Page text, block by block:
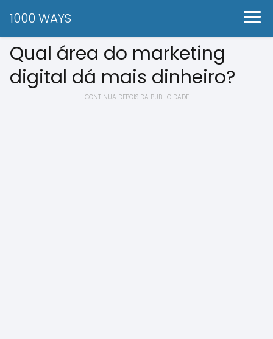
1000 WAYS
Qual área do marketing
digital dá mais dinheiro?
CONTINUA DEPOIS DA PUBLICIDADE